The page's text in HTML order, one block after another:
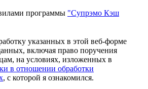
программы "Супрэмо Кэш
указанных в этой веб-форме
включая право поручения
на условиях, изложенных в
в отношении обработки
, с которой я ознакомился.